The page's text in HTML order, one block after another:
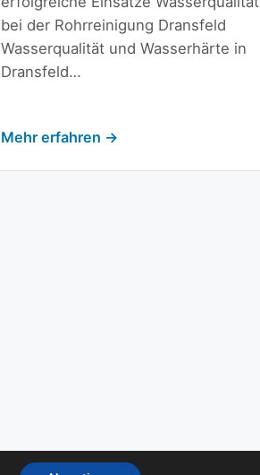
bei der Rohrreinigung Dransfeld
Wasserqualität und Wasserhärte in
Dransfeld…
Mehr erfahren →